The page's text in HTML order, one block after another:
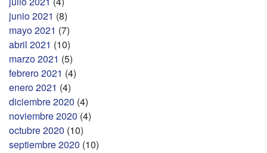
junio 2021 (8)
mayo 2021 (7)
abril 2021 (10)
marzo 2021 (5)
febrero 2021 (4)
enero 2021 (4)
diciembre 2020 (4)
noviembre 2020 (4)
octubre 2020 (10)
septiembre 2020 (10)